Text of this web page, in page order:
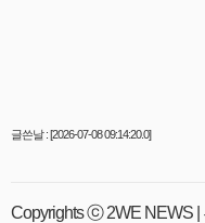
글쓴날 : [2026-07-08 09:14:20.0]
Copyrights ⓒ 2WE NEWS |